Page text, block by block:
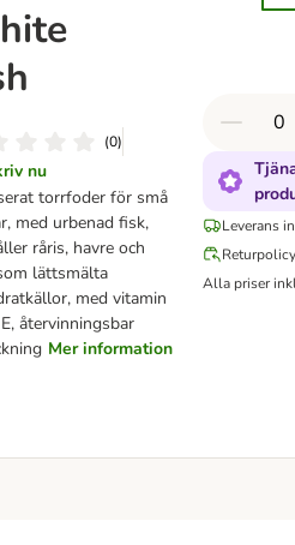
(0)
nu
torrfoder för små
med urbenad fisk,
råris, havre och
lättsmälta
med vitamin
återvinningsbar
Mer information
Leverans
Returpolicy
Alla priser